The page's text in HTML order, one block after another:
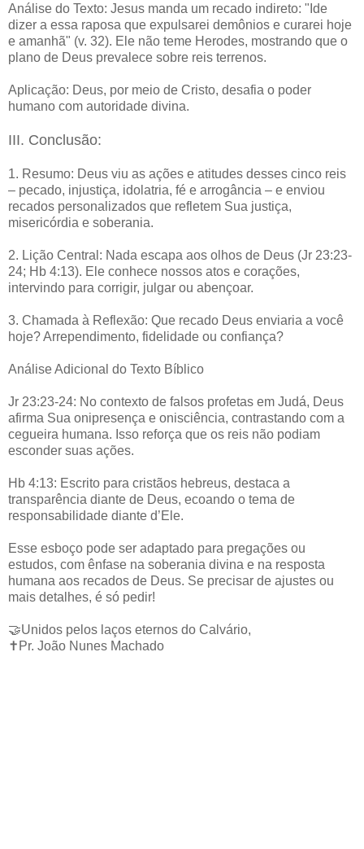
Análise do Texto: Jesus manda um recado indireto: "Ide
dizer a essa raposa que expulsarei demônios e curarei hoje
e amanhã" (v. 32). Ele não teme Herodes, mostrando que o
plano de Deus prevalece sobre reis terrenos.
Aplicação: Deus, por meio de Cristo, desafia o poder
humano com autoridade divina.
III. Conclusão:
1. Resumo: Deus viu as ações e atitudes desses cinco reis
– pecado, injustiça, idolatria, fé e arrogância – e enviou
recados personalizados que refletem Sua justiça,
misericórdia e soberania.
2. Lição Central: Nada escapa aos olhos de Deus (Jr 23:23-
24; Hb 4:13). Ele conhece nossos atos e corações,
intervindo para corrigir, julgar ou abençoar.
3. Chamada à Reflexão: Que recado Deus enviaria a você
hoje? Arrependimento, fidelidade ou confiança?
Análise Adicional do Texto Bíblico
Jr 23:23-24: No contexto de falsos profetas em Judá, Deus
afirma Sua onipresença e onisciência, contrastando com a
cegueira humana. Isso reforça que os reis não podiam
esconder suas ações.
Hb 4:13: Escrito para cristãos hebreus, destaca a
transparência diante de Deus, ecoando o tema de
responsabilidade diante d’Ele.
Esse esboço pode ser adaptado para pregações ou
estudos, com ênfase na soberania divina e na resposta
humana aos recados de Deus. Se precisar de ajustes ou
mais detalhes, é só pedir!
🤝Unidos pelos laços eternos do Calvário,
✝️Pr. João Nunes Machado